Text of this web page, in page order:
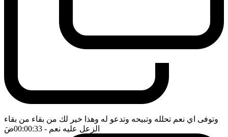
وتوفى اي نعم تحلله وتبيحه وتدعو له وهذا خير لك من بقاء من بقاء
الزعل عليه نعم - 00:00:33 ضَ